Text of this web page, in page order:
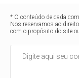
* O conteúdo de cada
Nos reservamos ao
com o propósito do site